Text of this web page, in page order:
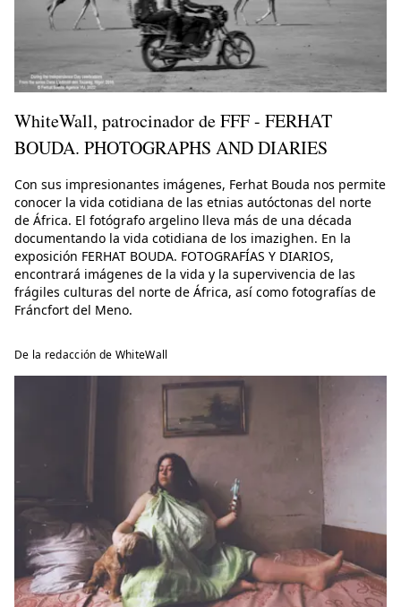
WhiteWall, patrocinador de FFF - FERHAT
BOUDA. PHOTOGRAPHS AND DIARIES
Con sus impresionantes imágenes, Ferhat Bouda nos permite
conocer la vida cotidiana de las etnias autóctonas del norte
de África. El fotógrafo argelino lleva más de una década
documentando la vida cotidiana de los imazighen. En la
exposición FERHAT BOUDA. FOTOGRAFÍAS Y DIARIOS,
encontrará imágenes de la vida y la supervivencia de las
frágiles culturas del norte de África, así como fotografías de
Fráncfort del Meno.
De la redacción de WhiteWall